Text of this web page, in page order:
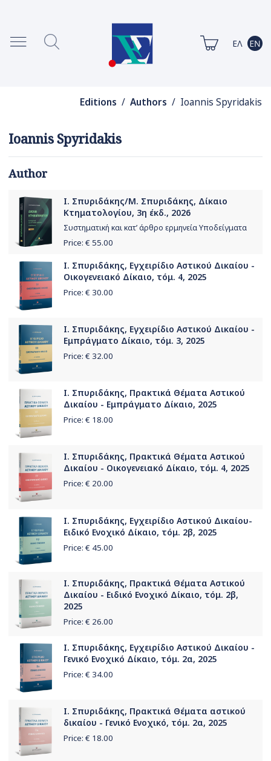
Editions / Authors / Ioannis Spyridakis
Ioannis Spyridakis
Author
Ι. Σπυριδάκης/Μ. Σπυριδάκης, Δίκαιο
Κτηματολογίου, 3η έκδ., 2026
Συστηματική και κατ’ άρθρο ερμηνεία Υποδείγματα
Price: € 55.00
Ι. Σπυριδάκης, Εγχειρίδιο Αστικού Δικαίου -
Οικογενειακό Δίκαιο, τόμ. 4, 2025
Price: € 30.00
Ι. Σπυριδάκης, Εγχειρίδιο Αστικού Δικαίου -
Εμπράγματο Δίκαιο, τόμ. 3, 2025
Price: € 32.00
Ι. Σπυριδάκης, Πρακτικά Θέματα Αστικού
Δικαίου - Εμπράγματο Δίκαιο, 2025
Price: € 18.00
Ι. Σπυριδάκης, Πρακτικά Θέματα Αστικού
Δικαίου - Οικογενειακό Δίκαιο, τόμ. 4, 2025
Price: € 20.00
Ι. Σπυριδάκης, Εγχειρίδιο Αστικού Δικαίου-
Ειδικό Ενοχικό Δίκαιο, τόμ. 2β, 2025
Price: € 45.00
Ι. Σπυριδάκης, Πρακτικά Θέματα Aστικού
Δικαίου - Ειδικό Ενοχικό Δίκαιο, τόμ. 2β,
2025
Price: € 26.00
Ι. Σπυριδάκης, Εγχειρίδιο Αστικού Δικαίου -
Γενικό Ενοχικό Δίκαιο, τόμ. 2α, 2025
Price: € 34.00
Ι. Σπυριδάκης, Πρακτικά Θέματα αστικού
δικαίου - Γενικό Ενοχικό, τόμ. 2α, 2025
Price: € 18.00